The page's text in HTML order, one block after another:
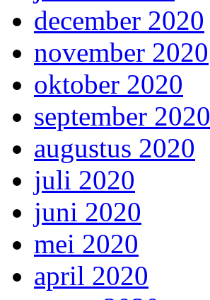
december 2020
november 2020
oktober 2020
september 2020
augustus 2020
juli 2020
juni 2020
mei 2020
april 2020